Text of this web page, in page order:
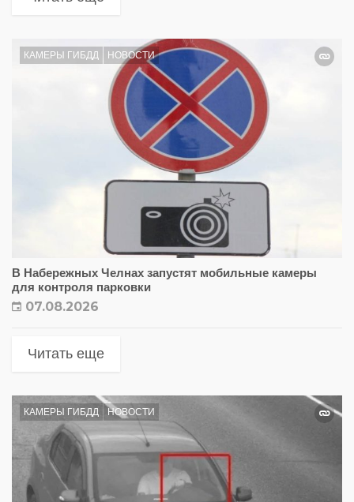
КАМЕРЫ ГИБДД НОВОСТИ
В Набережных Челнах запустят мобильные камеры
для контроля парковки
07.08.2026
Читать еще
КАМЕРЫ ГИБДД НОВОСТИ